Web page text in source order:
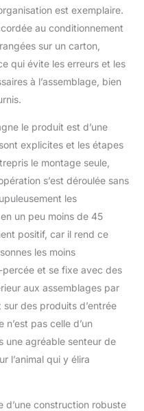
pour empêcher
tailles sont
pour
poids et tailles
est exemplaire.
au conditionnement
sur un carton,
qui évite les erreurs et les
à l’assemblage, bien
le produit est d’une
explicites et les étapes
le montage seule,
s’est déroulée sans
les
un peu moins de 45
positif, car il rend ce
les moins
et se fixe avec des
aux assemblages par
des produits d’entrée
pas celle d’un
une agréable senteur de
l’animal qui y élira
d’une construction robuste